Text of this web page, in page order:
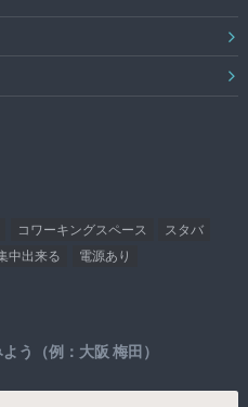
コワーキングスペース
スタバ
中出来る 電源あり
う（例：大阪 梅田）